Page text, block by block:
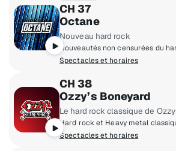
CH 37
Octane
Nouveau hard rock
Spectacles et horaires
CH 38
Ozzy’s Boneyard
Le hard rock classique de Ozzy
Spectacles et horaires